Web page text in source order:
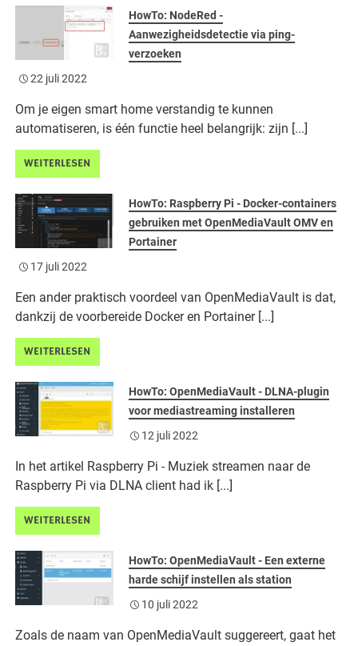
HowTo: NodeRed -
Aanwezigheidsdetectie via ping-
verzoeken
22 juli 2022
Om je eigen smart home verstandig te kunnen
automatiseren, is één functie heel belangrijk: zijn [...]
WEITERLESEN
HowTo: Raspberry Pi - Docker-containers
gebruiken met OpenMediaVault OMV en
Portainer
17 juli 2022
Een ander praktisch voordeel van OpenMediaVault is dat,
dankzij de voorbereide Docker en Portainer [...]
WEITERLESEN
HowTo: OpenMediaVault - DLNA-plugin
voor mediastreaming installeren
12 juli 2022
In het artikel Raspberry Pi - Muziek streamen naar de
Raspberry Pi via DLNA client had ik [...]
WEITERLESEN
HowTo: OpenMediaVault - Een externe
harde schijf instellen als station
10 juli 2022
Zoals de naam van OpenMediaVault suggereert, gaat het